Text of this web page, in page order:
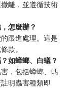
離，並遵循技術
怎麼辦？
跟進處理。這是
款。
如蟑螂、白蟻？
，包括蟑螂、螞
明蟲害種類即